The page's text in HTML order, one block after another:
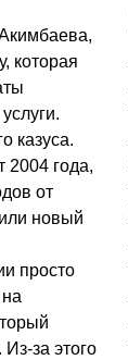
которая
казуса.
2004 года,
от
новый
просто
за этого